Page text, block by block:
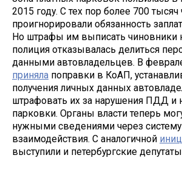
2015 году. С тех пор более 700 тысяч
проигнорировали обязанность
Но штрафы им выписать чиновники
полиция отказывалась делиться
данными автовладельцев. В
приняла поправки в КоАП,
получения личных данных
штрафовать их за нарушения ПДД и
парковки. Органы власти теперь
нужными сведениями через систему
взаимодействия. С аналогичной
выступили и петербургские